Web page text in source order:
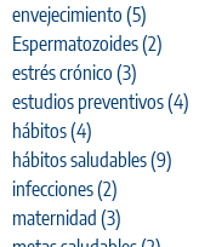
envejecimiento (5)
Espermatozoides(2)
estrés crónico (3)
estudios preventivos(4)
hábitos(4)
hábitos saludables(9)
infecciones(2)
maternidad (3)